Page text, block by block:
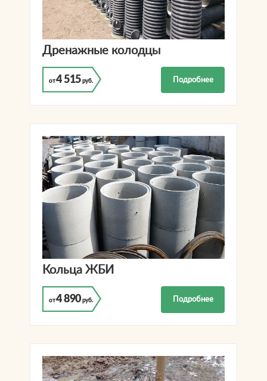
Дренажные колодцы
от4 515 руб. Подробнее
Кольца ЖБИ
от4 890 руб. Подробнее